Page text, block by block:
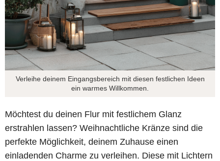
Verleihe deinem Eingangsbereich mit diesen festlichen Ideen
ein warmes Willkommen.
Möchtest du deinen Flur mit festlichem Glanz
erstrahlen lassen? Weihnachtliche Kränze sind die
perfekte Möglichkeit, deinem Zuhause einen
einladenden Charme zu verleihen. Diese mit Lichtern